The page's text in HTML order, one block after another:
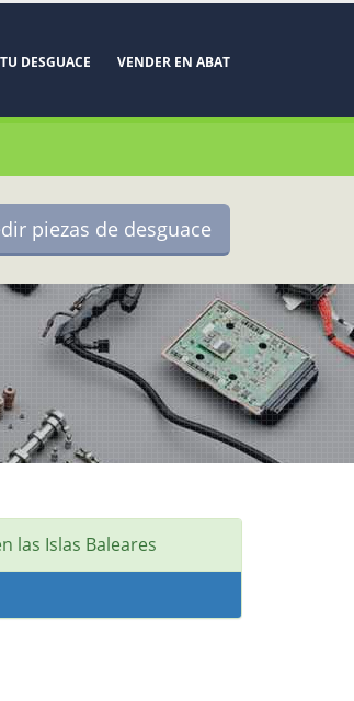
DESGUACE VENDER EN ABAT
piezas de desguace
las Islas Baleares